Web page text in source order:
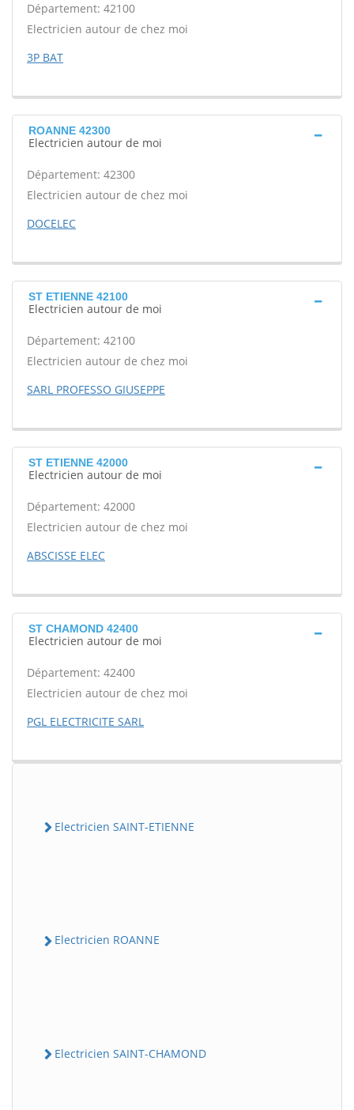
Département: 42100
Electricien autour de chez moi
3P BAT
ROANNE 42300
Electricien autour de moi
Département: 42300
Electricien autour de chez moi
DOCELEC
ST ETIENNE 42100
Electricien autour de moi
Département: 42100
Electricien autour de chez moi
SARL PROFESSO GIUSEPPE
ST ETIENNE 42000
Electricien autour de moi
Département: 42000
Electricien autour de chez moi
ABSCISSE ELEC
ST CHAMOND 42400
Electricien autour de moi
Département: 42400
Electricien autour de chez moi
PGL ELECTRICITE SARL
Electricien SAINT-ETIENNE
Electricien ROANNE
Electricien SAINT-CHAMOND